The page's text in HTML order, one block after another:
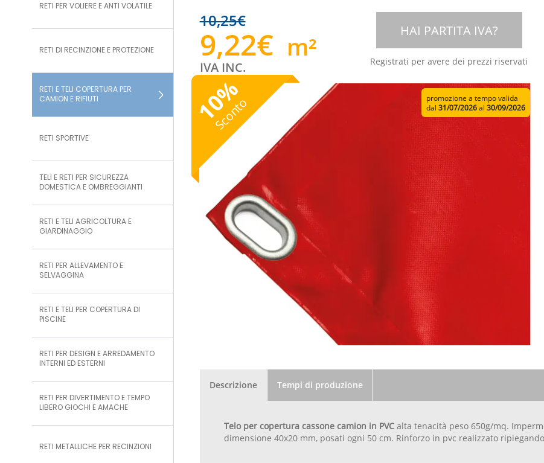
RETI PER VOLIERE E ANTI VOLATILE
RETI DI RECINZIONE E PROTEZIONE
RETI E TELI COPERTURA PER
CAMION E RIFIUTI
RETI SPORTIVE
TELI E RETI PER SICUREZZA
DOMESTICA E OMBREGGIANTI
RETI E TELI AGRICOLTURA E
GIARDINAGGIO
RETI PER ALLEVAMENTO E
SELVAGGINA
RETI E TELI PER COPERTURA DI
PISCINE
RETI PER DESIGN E ARREDAMENTO
INTERNI ED ESTERNI
RETI PER DIVERTIMENTO E TEMPO
LIBERO GIOCHI E AMACHE
RETI METALLICHE PER RECINZIONI
10,25€
9,22€ m²
IVA INC.
HAI PARTITA IVA?
Registrati per avere dei prezzi riservati
10
%
Sconto
promozione a tempo valida
dal 31/07/2026 al 30/09/2026
Descrizione Tempi di produzione
Telo per copertura cassone camion in PVCalta tenacità peso 650g/mq.
dimensione 40x20 mm, posati ogni 50 cm. Rinforzo in pvc realizzato